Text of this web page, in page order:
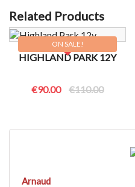
Related Products
HIGHLAND PARK 12Y
€90.00 €110.00
ON SALE!
Arnaud